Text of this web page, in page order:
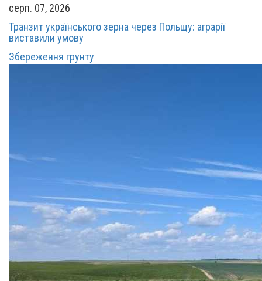
серп. 07, 2026
Транзит українського зерна через Польщу: аграрії
виставили умову
Збереження грунту